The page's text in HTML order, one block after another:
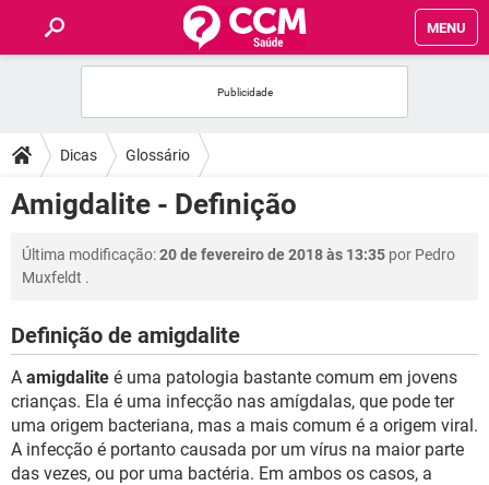
MENU
FÓRUM
SAÚDE
FAMÍLIA
SEXUALIDADE
GLOSSÁRIO
Dicas Glossário
Amigdalite - Definição
Última modificação:20 de fevereiro de 2018 às 13:35 por Pedro
Muxfeldt .
Definição de amigdalite
A amigdalite é uma patologia bastante comum em jovens
crianças. Ela é uma infecção nas amígdalas, que pode ter
uma origem bacteriana, mas a mais comum é a origem viral.
A infecção é portanto causada por um vírus na maior parte
das vezes, ou por uma bactéria. Em ambos os casos, a